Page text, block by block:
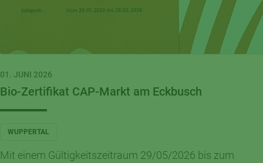
01. JUNI 2026
Bio-Zertifikat CAP-Markt am Eckbusch
WUPPERTAL
Mit einem Gültigkeitszeitraum 29/05/2026 bis zum